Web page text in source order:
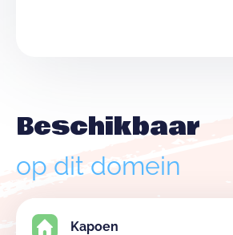
Beschikbaar
op dit domein
Kapoen